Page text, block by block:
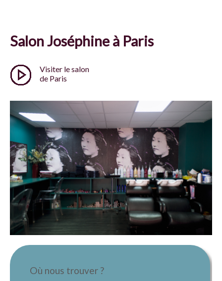
Salon Joséphine à Paris
Visiter le salon
de Paris
Où nous trouver ?